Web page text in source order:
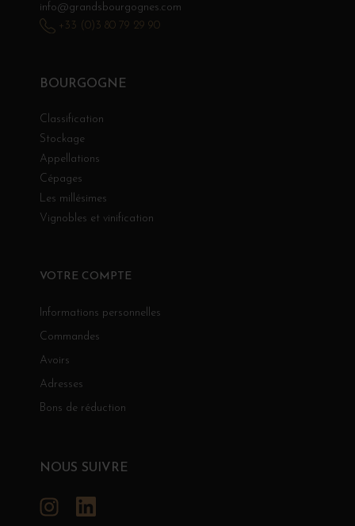
BOURGOGNE
Classification
Stockage
Appellations
Cépages
Les millésimes
Vignobles et vinification
VOTRE COMPTE
Informations personnelles
Commandes
Avoirs
Adresses
Bons de réduction
info@grandsbourgognes.com
+33 (0)3 80 79 29 90
NOUS SUIVRE
Instagram